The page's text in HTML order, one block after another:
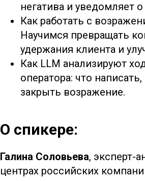
негатива и уведомляет
Как работать с
Научимся превращать
удержания клиента и
Как LLM анализируют
оператора: что
закрыть возражение.
О спикере:
Галина Соловьева, эксперт-
центрах российских